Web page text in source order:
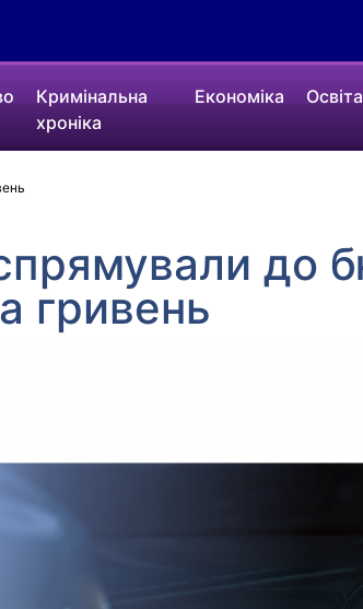
Кримінальна
хроніка
Економіка Освіта
до
гривень